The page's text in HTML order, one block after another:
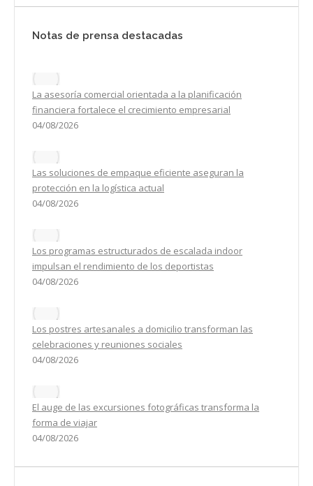
Notas de prensa destacadas
La asesoría comercial orientada a la planificación
financiera fortalece el crecimiento empresarial
04/08/2026
Las soluciones de empaque eficiente aseguran la
protección en la logística actual
04/08/2026
Los programas estructurados de escalada indoor
impulsan el rendimiento de los deportistas
04/08/2026
Los postres artesanales a domicilio transforman las
celebraciones y reuniones sociales
04/08/2026
El auge de las excursiones fotográficas transforma la
forma de viajar
04/08/2026